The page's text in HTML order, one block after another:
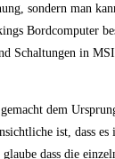
sondern man
Bordcomputer
Schaltungen in
dem
ist, dass es
dass die